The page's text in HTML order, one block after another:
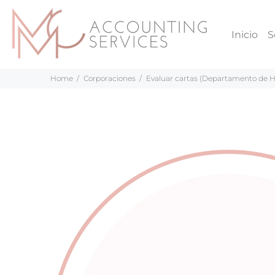
Inicio
Home Corporaciones Evaluar cartas (Departamento de